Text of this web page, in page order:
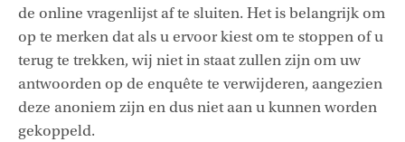
de online vragenlijst af te sluiten. Het is belangrijk om
op te merken dat als u ervoor kiest om te stoppen of u
terug te trekken, wij niet in staat zullen zijn om uw
antwoorden op de enquête te verwijderen, aangezien
deze anoniem zijn en dus niet aan u kunnen worden
gekoppeld.